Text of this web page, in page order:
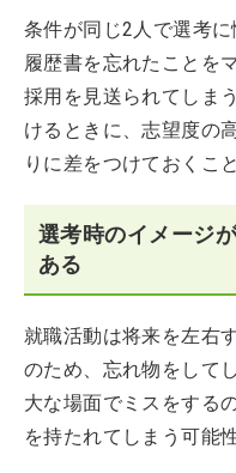
条件が同じ2人で選考
履歴書を忘れたことを
採用を見送られてしま
けるときに、志望度の
りに差をつけておくこ
選考時のイメージ
ある
就職活動は将来を左右
のため、忘れ物をして
大な場面でミスをする
を持たれてしまう可能